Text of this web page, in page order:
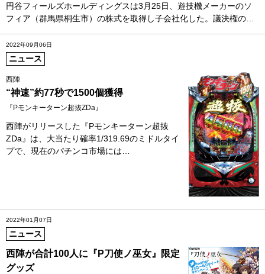
円谷フィールズホールディングスは3月25日、遊技機メーカーのソ
フィア（群馬県桐生市）の株式を取得し子会社化した。議決権の…
2022年09月06日
ニュース
西陣
“神速”約77秒で1500個獲得
『Pモンキーターン超抜ZDa』
西陣がリリースした『Pモンキーターン超抜
ZDa』は、大当たり確率1/319.69のミドルタイ
プで、現在のパチンコ市場には…
2022年01月07日
ニュース
西陣が合計100人に『P刀使ノ巫女』限定
グッズ